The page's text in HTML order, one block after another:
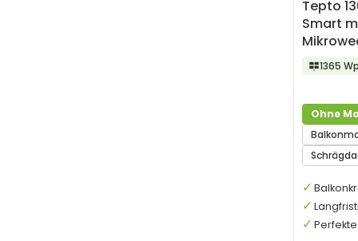
Tepto
Smart
1365 Wp
Ohne